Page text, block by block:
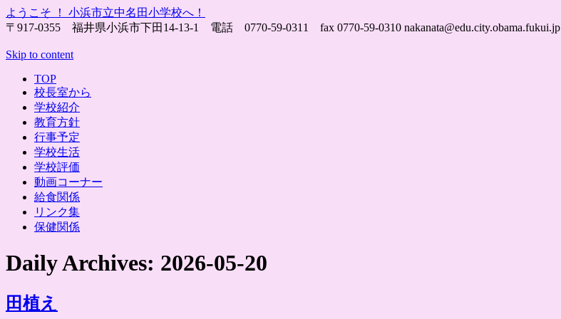
ようこそ ！ 小浜市立中名田小学校へ！
〒917-0355 福井県小浜市下田14-13-1 電話 0770-59-0311 fax 0770-59-0310 nakanata@edu.city.obama.fukui.jp
Skip to content
TOP
校長室から
学校紹介
教育方針
行事予定
学校生活
学校評価
動画コーナー
給食関係
リンク集
保健関係
Daily Archives: 2026-05-20
田植え